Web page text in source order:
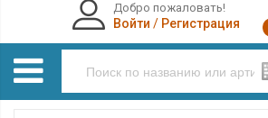
Добро пожаловать!
Войти / Регистрация